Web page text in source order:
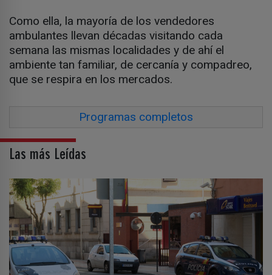
Como ella, la mayoría de los vendedores
ambulantes llevan décadas visitando cada
semana las mismas localidades y de ahí el
ambiente tan familiar, de cercanía y compadreo,
que se respira en los mercados.
Programas completos
Las más Leídas